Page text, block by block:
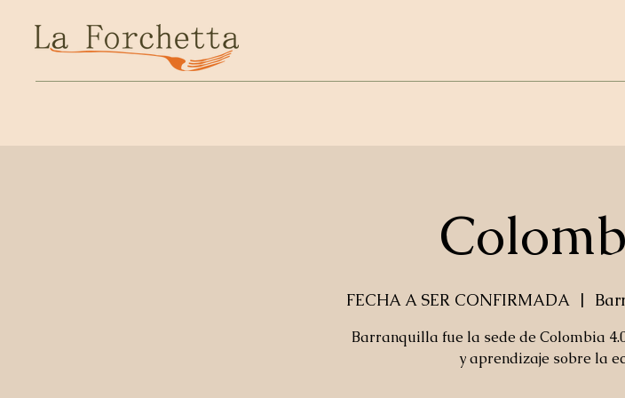
FECHA A SER CONFIRMADA
  |
Barranquilla fue la sede de Colombia
y aprendizaje sobre la